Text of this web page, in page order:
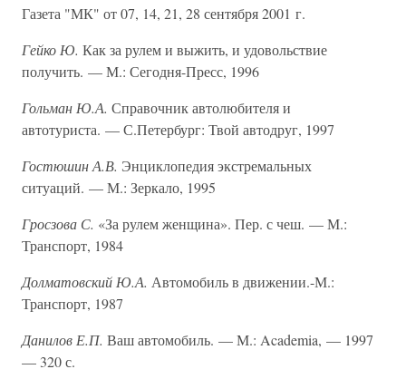
Газета "МК" от 07, 14, 21, 28 сентября 2001 г.
Гейко Ю. Как за рулем и выжить, и удовольствие
получить. — М.: Сегодня-Пресс, 1996
Гольман Ю.А. Справочник автолюбителя и
автотуриста. — С.Петербург: Твой автодруг, 1997
Гостюшин А.В. Энциклопедия экстремальных
ситуаций. — М.: Зеркало, 1995
Гросзова С. «За рулем женщина». Пер. с чеш. — М.:
Транспорт, 1984
Долматовский Ю.А. Автомобиль в движении.-М.:
Транспорт, 1987
Данилов Е.П. Ваш автомобиль. — М.: Academia, — 1997
— 320 с.